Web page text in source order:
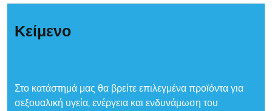
Κείμενο
Στο κατάστημά μας θα βρείτε επιλεγμένα προϊόντα για
σεξουαλική υγεία, ενέργεια και ενδυνάμωση του